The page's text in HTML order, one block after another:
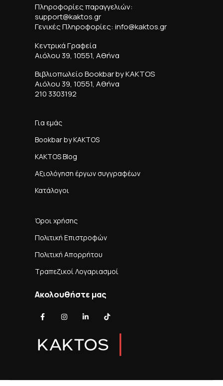
Πληροφορίες παραγγελιών:
support@kaktos.gr
Γενικές Πληροφορίες: info@kaktos.gr
Κεντρικά Γραφεία
Αιόλου 39, 10551, Αθήνα
Βιβλιοπωλείο Bookbar by KAKTOS
Αιόλου 39, 10551, Αθήνα
210 3303192
Για εμάς
Bookbar by KAKTOS
KAKTOS Blog
Αξιολόγηση έργων συγγραφέων
Κατάλογοι
Όροι χρήσης
Πολιτική Επιστροφών
Πολιτική Απορρήτου
Τραπεζικοί Λογαριασμοί
Ακολουθήστε μας